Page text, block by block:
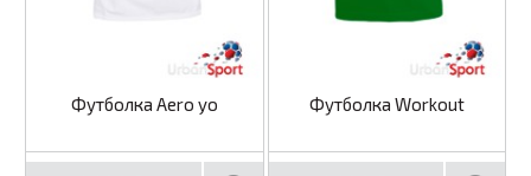
Футболка Aero yo Футболка Workout